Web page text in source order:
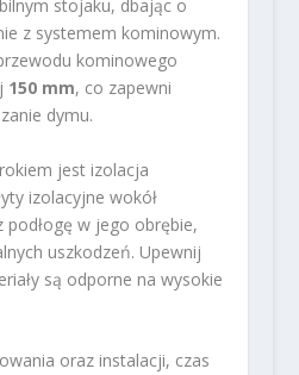
stojaku, dbając o
z systemem kominowym.
kominowego
150 mm, co zapewni
dymu.
jest izolacja
izolacyjne wokół
podłogę w jego obrębie,
uszkodzeń. Upewnij
są odporne na wysokie
oraz instalacji, czas